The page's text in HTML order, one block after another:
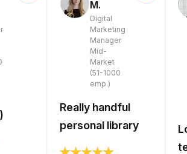
M.
Digital
Marketing
Manager
Mid-
Market
(51-1000
emp.)
Really handful
personal library